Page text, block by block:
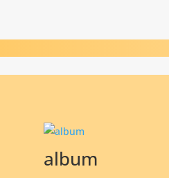
album